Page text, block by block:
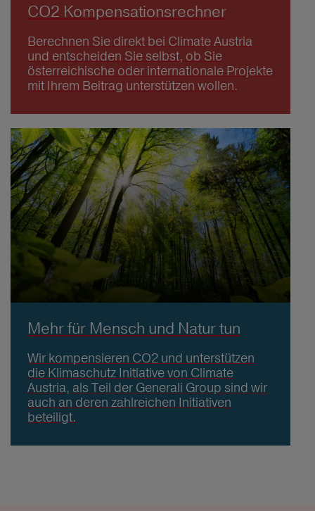
CO2 Kompensationsrechner
Berechnen Sie direkt bei Climate Austria
und entscheiden Sie selbst, ob Sie
österreichische oder internationale Projekte
mit Ihrem Beitrag unterstützen wollen.
Mehr für Mensch und Natur tun
Wir kompensieren CO2 und unterstützen
die Klimaschutz Initiative von Climate
Austria, als Teil der Generali Group sind wir
auch an deren zahlreichen Initiativen
beteiligt.